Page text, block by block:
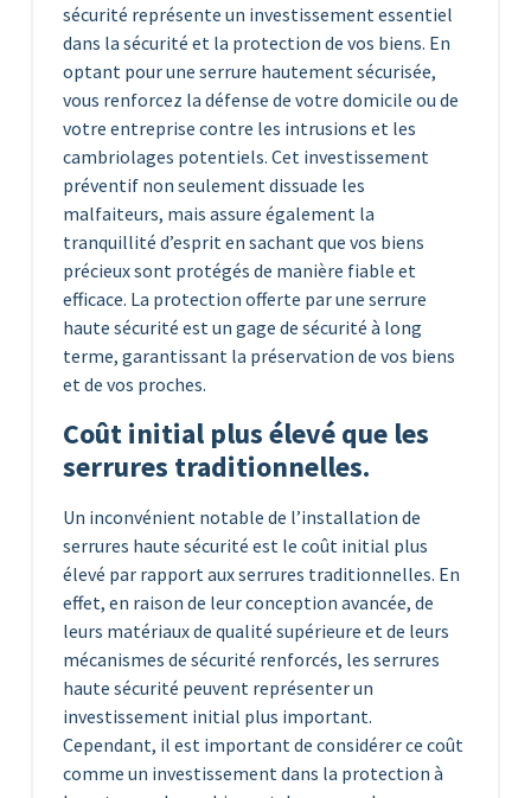
sécurité représente un investissement essentiel
dans la sécurité et la protection de vos biens. En
optant pour une serrure hautement sécurisée,
vous renforcez la défense de votre domicile ou de
votre entreprise contre les intrusions et les
cambriolages potentiels. Cet investissement
préventif non seulement dissuade les
malfaiteurs, mais assure également la
tranquillité d’esprit en sachant que vos biens
précieux sont protégés de manière fiable et
efficace. La protection offerte par une serrure
haute sécurité est un gage de sécurité à long
terme, garantissant la préservation de vos biens
et de vos proches.
Coût initial plus élevé que les
serrures traditionnelles.
Un inconvénient notable de l’installation de
serrures haute sécurité est le coût initial plus
élevé par rapport aux serrures traditionnelles. En
effet, en raison de leur conception avancée, de
leurs matériaux de qualité supérieure et de leurs
mécanismes de sécurité renforcés, les serrures
haute sécurité peuvent représenter un
investissement initial plus important.
Cependant, il est important de considérer ce coût
comme un investissement dans la protection à